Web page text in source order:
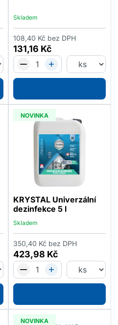
Skladem
131,16 Kč
108,40 Kč bez DPH
NOVINKA
KRYSTAL Univerzální
dezinfekce 5 l
Skladem
423,98 Kč
350,40 Kč bez DPH
NOVINKA